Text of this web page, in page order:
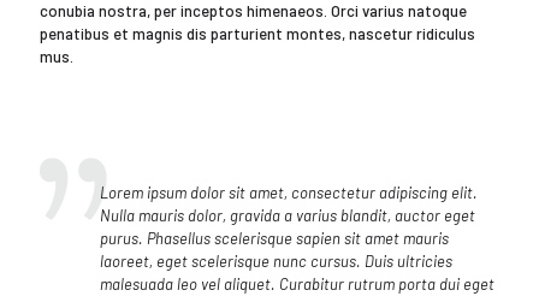
conubia nostra, per inceptos himenaeos. Orci varius natoque
penatibus et magnis dis parturient montes, nascetur ridiculus
mus.
Lorem ipsum dolor sit amet, consectetur adipiscing elit.
Nulla mauris dolor, gravida a varius blandit, auctor eget
purus. Phasellus scelerisque sapien sit amet mauris
laoreet, eget scelerisque nunc cursus. Duis ultricies
malesuada leo vel aliquet. Curabitur rutrum porta dui eget